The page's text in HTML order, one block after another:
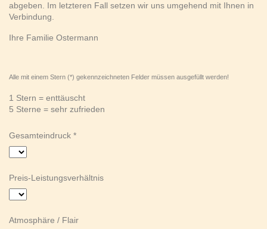
abgeben. Im letzteren Fall setzen wir uns umgehend mit Ihnen in
Verbindung.
Ihre Familie Ostermann
Alle mit einem Stern (*) gekennzeichneten Felder müssen ausgefüllt werden!
1 Stern = enttäuscht
5 Sterne = sehr zufrieden
Gesamteindruck
Preis-Leistungsverhältnis
Atmosphäre / Flair